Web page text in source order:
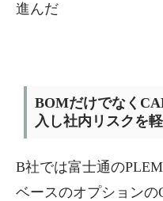
進んだ
BOMだけでなく
入し社内リスクを
B社では富士通の
ベースのオプション